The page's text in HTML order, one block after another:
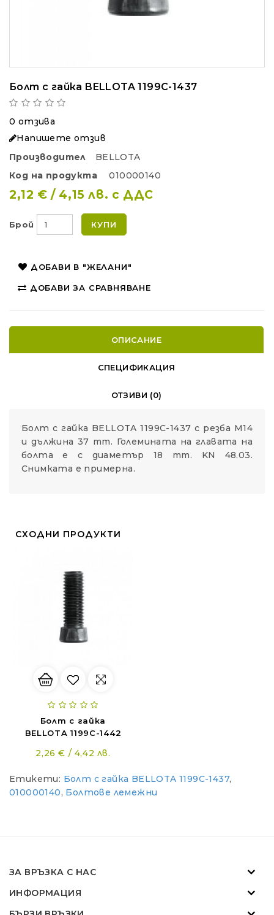
Болт с гайка BELLOTA 1199C-1437
0 отзива
Напишете отзив
Производител
BELLOTA
Код на продукта
010000140
2,12 € / 4,15 лв. с ДДС
Брой КУПИ
ДОБАВИ В "ЖЕЛАНИ"
ДОБАВИ ЗА СРАВНЯВАНЕ
ОПИСАНИЕ
СПЕЦИФИКАЦИЯ
ОТЗИВИ (0)
Болт с гайка BELLOTA 1199C-1437 с резба М14
и дължина 37 mm. Големината на главата на
болта е с диаметър 18 mm. KN 48.03.
Снимката е примерна.
СХОДНИ ПРОДУКТИ
Болт с гайка
BELLOTA 1199C-1442
2,26 € / 4,42 лв.
Етикети: Болт с гайка BELLOTA 1199C-1437,
010000140, Болтове лемежни
ЗА ВРЪЗКА С НАС
ИНФОРМАЦИЯ